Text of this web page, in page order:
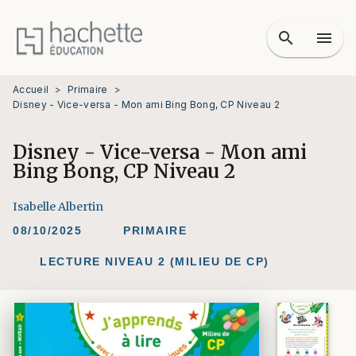
MENU RECHERCHE
PIED DE PAGE
search menu
Accueil > Primaire
>
Disney - Vice-versa - Mon ami Bing Bong, CP Niveau 2
Disney - Vice-versa - Mon ami
Bing Bong, CP Niveau 2
Isabelle Albertin
08/10/2025 PRIMAIRE
LECTURE NIVEAU 2 (MILIEU DE CP)